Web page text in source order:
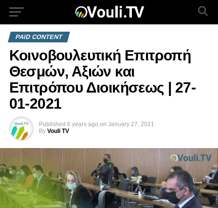
PAID CONTENT
Κοινοβουλευτική Επιτροπή
Θεσμών, Αξιών και
Επιτρόπου Διοικήσεως | 27-
01-2021
Published 6 years ago on January 27, 2021
By Vouli TV